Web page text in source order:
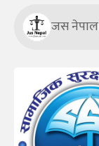
जस नेपाल